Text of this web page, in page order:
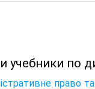
учебники по
право